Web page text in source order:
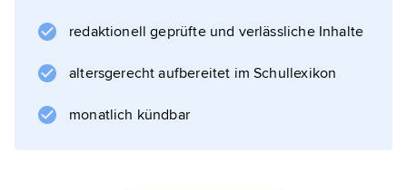
(Regierungsantritt
) in Orléanisten und Legitimisten spalteten;
politischen Vereinigung organisierten
redaktionell geprüfte und verlässliche Inhalte
altersgerecht aufbereitet im Schullexikon
monatlich kündbar